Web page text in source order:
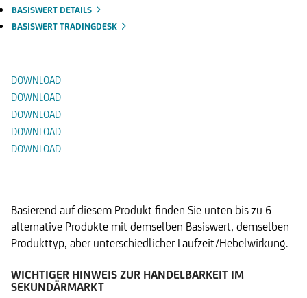
BASISWERT DETAILS
BASISWERT TRADINGDESK
DOWNLOAD
DOWNLOAD
DOWNLOAD
DOWNLOAD
DOWNLOAD
Basierend auf diesem Produkt finden Sie unten bis zu 6
alternative Produkte mit demselben Basiswert, demselben
Produkttyp, aber unterschiedlicher Laufzeit/Hebelwirkung.
WICHTIGER HINWEIS ZUR HANDELBARKEIT IM
SEKUNDÄRMARKT